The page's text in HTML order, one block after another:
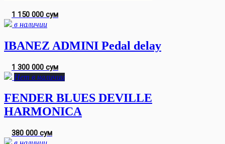
1 150 000 сум
в наличии
IBANEZ ADMINI Pedal delay
1 300 000 сум
Нет в наличии
FENDER BLUES DEVILLE
HARMONICA
380 000 сум